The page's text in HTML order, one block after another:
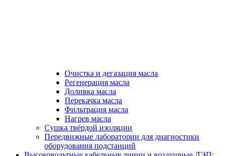
Очистка и дегазация масла
Регенерация масла
Доливка масла
Перекачка масла
Фильтрация масла
Нагрев масла
Сушка твёрдой изоляции
Передвижные лаборатории для диагностики
оборудования подстанций